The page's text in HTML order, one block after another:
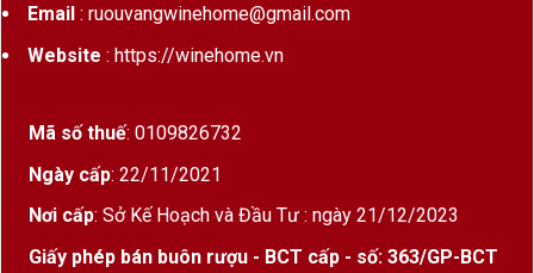
Email : ruouvangwinehome@gmail.com
Website : https://winehome.vn
Mã số thuế: 0109826732
Ngày cấp: 22/11/2021
Nơi cấp: Sở Kế Hoạch và Đầu Tư : ngày 21/12/2023
Giấy phép bán buôn rượu - BCT cấp - số: 363/GP-BCT